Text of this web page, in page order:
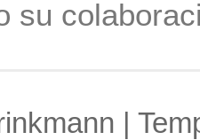
su
|